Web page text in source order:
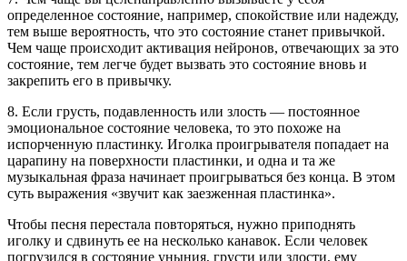
определенное состояние, например, спокойствие или надежду,
тем выше вероятность, что это состояние станет привычкой.
Чем чаще происходит активация нейронов, отвечающих за это
состояние, тем легче будет вызвать это состояние вновь и
закрепить его в привычку.
8. Если грусть, подавленность или злость — постоянное
эмоциональное состояние человека, то это похоже на
испорченную пластинку. Иголка проигрывателя попадает на
царапину на поверхности пластинки, и одна и та же
музыкальная фраза начинает проигрываться без конца. В этом
суть выражения «звучит как заезженная пластинка».
Чтобы песня перестала повторяться, нужно приподнять
иголку и сдвинуть ее на несколько канавок. Если человек
погрузился в состояние уныния, грусти или злости, ему